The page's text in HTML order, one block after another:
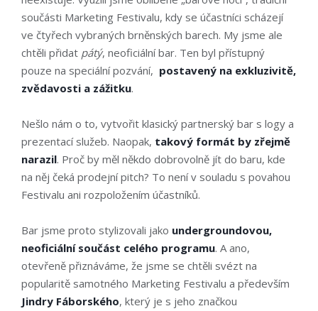
součásti Marketing Festivalu, kdy se účastníci scházejí
ve čtyřech vybraných brněnských barech. My jsme ale
chtěli přidat pátý, neoficiální bar. Ten byl přístupný
pouze na speciální pozvání, postavený na exkluzivitě,
zvědavosti a zážitku.
Nešlo nám o to, vytvořit klasický partnerský bar s logy a
prezentací služeb. Naopak, takový formát by zřejmě
narazil. Proč by měl někdo dobrovolně jít do baru, kde
na něj čeká prodejní pitch? To není v souladu s povahou
Festivalu ani rozpoložením účastníků.
Bar jsme proto stylizovali jako undergroundovou,
neoficiální součást celého programu. A ano,
otevřeně přiznáváme, že jsme se chtěli svézt na
popularitě samotného Marketing Festivalu a především
Jindry Fáborského, který je s jeho značkou